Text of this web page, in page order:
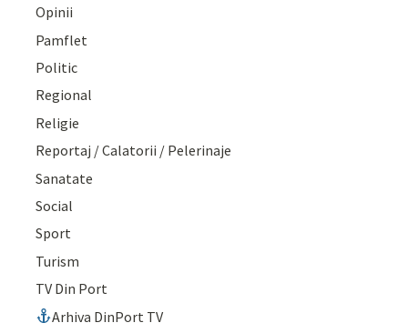
Opinii
Pamflet
Politic
Regional
Religie
Reportaj / Calatorii / Pelerinaje
Sanatate
Social
Sport
Turism
TV Din Port
Arhiva DinPort TV